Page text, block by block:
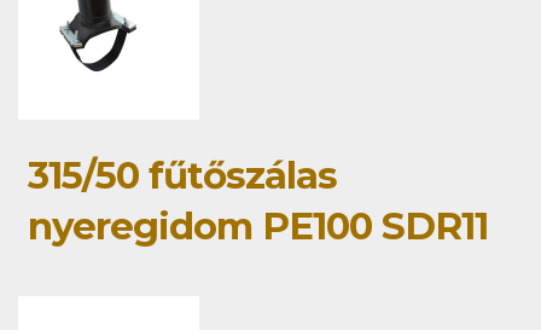
315/50 fűtőszálas
nyeregidom PE100 SDR11